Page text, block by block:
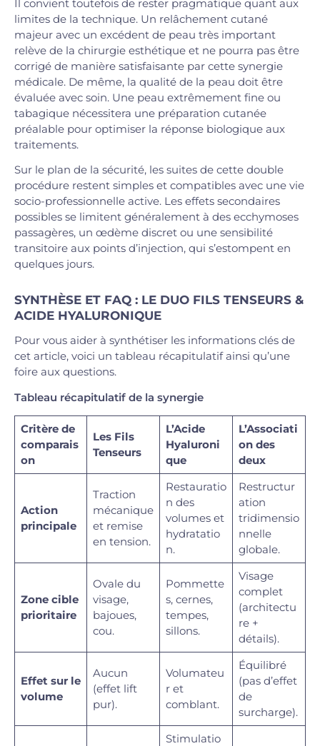
Il convient toutefois de rester pragmatique quant aux
limites de la technique. Un relâchement cutané
majeur avec un excédent de peau très important
relève de la chirurgie esthétique et ne pourra pas être
corrigé de manière satisfaisante par cette synergie
médicale. De même, la qualité de la peau doit être
évaluée avec soin. Une peau extrêmement fine ou
tabagique nécessitera une préparation cutanée
préalable pour optimiser la réponse biologique aux
traitements.
Sur le plan de la sécurité, les suites de cette double
procédure restent simples et compatibles avec une vie
socio-professionnelle active. Les effets secondaires
possibles se limitent généralement à des ecchymoses
passagères, un œdème discret ou une sensibilité
transitoire aux points d’injection, qui s’estompent en
quelques jours.
SYNTHÈSE ET FAQ : LE DUO FILS TENSEURS &
ACIDE HYALURONIQUE
Pour vous aider à synthétiser les informations clés de
cet article, voici un tableau récapitulatif ainsi qu’une
foire aux questions.
Tableau récapitulatif de la synergie
Critère de
comparais
on
Les Fils
Tenseurs
L’Acide
Hyaluroni
que
L’Associati
on des
deux
Action
principale
Traction
mécanique
et remise
en tension.
Restauratio
n des
volumes et
hydratatio
n.
Restructur
ation
tridimensio
nnelle
globale.
Zone cible
prioritaire
Ovale du
visage,
bajoues,
cou.
Pommette
s, cernes,
tempes,
sillons.
Visage
complet
(architectu
re +
détails).
Effet sur le
volume
Aucun
(effet lift
pur).
Volumateu
r et
comblant.
Équilibré
(pas d’effet
de
surcharge).
Stimulatio